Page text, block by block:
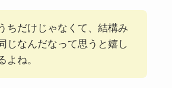
ちだけじゃなくて、結構み
じなんだなって思うと嬉し
よね。